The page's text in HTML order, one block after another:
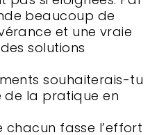
beaucoup de
et une vraie
solutions
souhaiterais-tu
de la pratique en
chacun fasse l’effort